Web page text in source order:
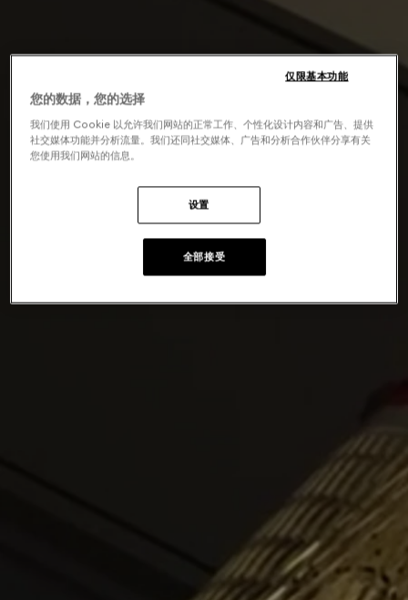
您的数据，您的选择
我们使用 Cookie 以允许我们网站的正常工作、个性化设计内容和广告、提供
社交媒体功能并分析流量。我们还同社交媒体、广告和分析合作伙伴分享有关
您使用我们网站的信息。
设置
仅限基本功能
全部接受